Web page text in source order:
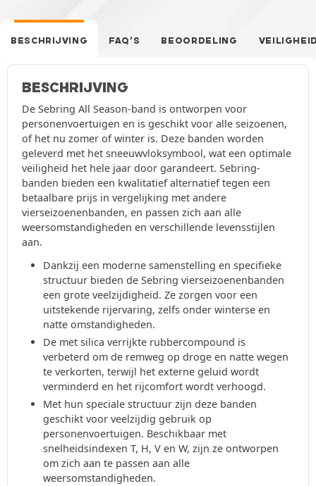
BESCHRIJVING FAQ’S BEOORDELING
BESCHRIJVING
De Sebring All Season-band is ontworpen voor
personenvoertuigen en is geschikt voor alle seizoenen,
of het nu zomer of winter is. Deze banden worden
geleverd met het sneeuwvloksymbool, wat een optimale
veiligheid het hele jaar door garandeert. Sebring-
banden bieden een kwalitatief alternatief tegen een
betaalbare prijs in vergelijking met andere
vierseizoenenbanden, en passen zich aan alle
weersomstandigheden en verschillende levensstijlen
aan.
Dankzij een moderne samenstelling en specifieke
structuur bieden de Sebring vierseizoenenbanden
een grote veelzijdigheid. Ze zorgen voor een
uitstekende rijervaring, zelfs onder winterse en
natte omstandigheden.
De met silica verrijkte rubbercompound is
verbeterd om de remweg op droge en natte wegen
te verkorten, terwijl het externe geluid wordt
verminderd en het rijcomfort wordt verhoogd.
Met hun speciale structuur zijn deze banden
geschikt voor veelzijdig gebruik op
personenvoertuigen. Beschikbaar met
snelheidsindexen T, H, V en W, zijn ze ontworpen
om zich aan te passen aan alle
weersomstandigheden.